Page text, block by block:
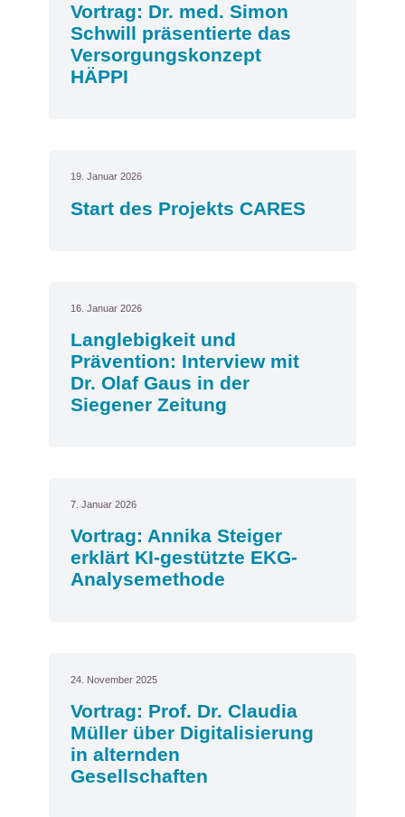
Vortrag: Dr. med. Simon
Schwill präsentierte das
Versorgungskonzept
HÄPPI
19. Januar 2026
Start des Projekts CARES
16. Januar 2026
Langlebigkeit und
Prävention: Interview mit
Dr. Olaf Gaus in der
Siegener Zeitung
7. Januar 2026
Vortrag: Annika Steiger
erklärt KI-gestützte EKG-
Analysemethode
24. November 2025
Vortrag: Prof. Dr. Claudia
Müller über Digitalisierung
in alternden
Gesellschaften